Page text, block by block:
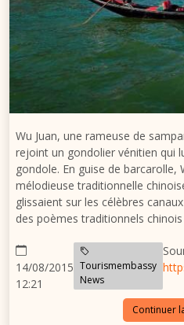
Wu Juan, une rameuse de
rejoint un gondolier vénitien qui
gondole. En guise de barcarolle,
mélodieuse traditionnelle
glissaient sur les célèbres
des poèmes traditionnels
14/08/2015
12:21
Tourismembassy
News
Continuer